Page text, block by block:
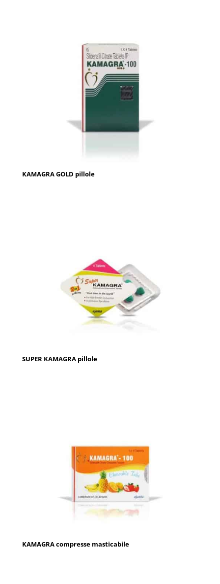
KAMAGRA GOLD pillole
SUPER KAMAGRA pillole
KAMAGRA compresse masticabile